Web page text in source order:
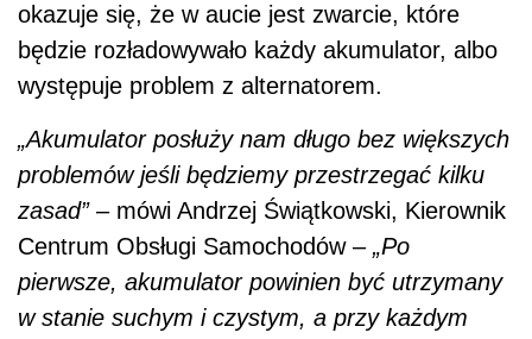
okazuje się, że w aucie jest zwarcie, które
będzie rozładowywało każdy akumulator, albo
występuje problem z alternatorem.
„Akumulator posłuży nam długo bez większych
problemów jeśli będziemy przestrzegać kilku
zasad”– mówi Andrzej Świątkowski, Kierownik
Centrum Obsługi Samochodów – „Po
pierwsze, akumulator powinien być utrzymany
w stanie suchym i czystym, a przy każdym